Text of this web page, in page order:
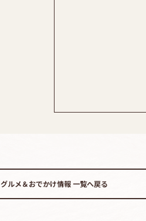
グルメ＆おでかけ情報一覧へ戻る